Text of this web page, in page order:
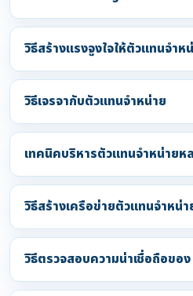
วิธีสร้างแรงจูงใจให้ตัวแทนจำห
วิธีเจรจากับตัวแทนจำหน่าย
เทคนิคบริหารตัวแทนจำหน่ายห
วิธีสร้างเครือข่ายตัวแทนจำหน่า
วิธีตรวจสอบความน่าเชื่อถือข